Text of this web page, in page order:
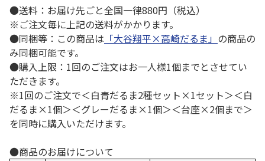
●送料：お届け先ごと全国一律880円（税込）
※ご注文毎に上記の送料がかかります。
●同梱等：この商品は 「大谷翔平×高崎だるま」 の商品の
み同梱可能です。
●購入上限：1回のご注文はお一人様1個までとさせてい
ただきます。
※1回のご注文で＜白青だるま2種セット×1セット＞＜白
だるま×1個＞＜グレーだるま×1個＞＜台座×2個まで＞
を同時に購入いただけます。
●商品のお届けについて